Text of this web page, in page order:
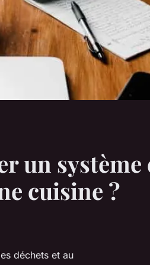
un système
cuisine ?
déchets et au